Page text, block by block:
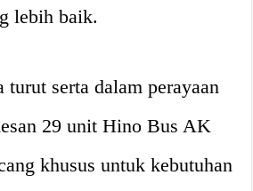
lebih baik.
turut serta dalam perayaan
29 unit Hino Bus AK
khusus untuk kebutuhan